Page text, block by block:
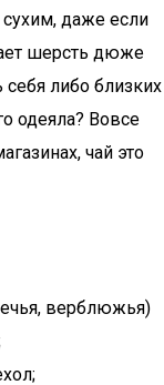
сухим, даже если
шерсть дюже
либо близких
одеяла? Вовсе
чай это
верблюжья)